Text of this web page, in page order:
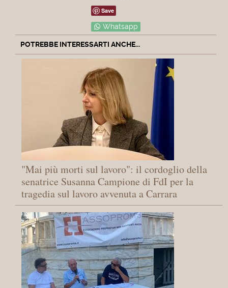
Save
Whatsapp
POTREBBE INTERESSARTI ANCHE...
"Mai più morti sul lavoro": il cordoglio della
senatrice Susanna Campione di FdI per la
tragedia sul lavoro avvenuta a Carrara